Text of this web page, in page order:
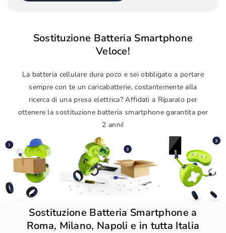
Sostituzione Batteria Smartphone
Veloce!
La batteria cellulare dura poco e sei obbligato a portare
sempre con te un caricabatterie, costantemente alla
ricerca di una presa elettrica? Affidati a Riparalo per
ottenere la sostituzione batteria smartphone garantita per
2 anni!
Sostituzione Batteria Smartphone a
Roma, Milano, Napoli e in tutta Italia